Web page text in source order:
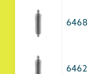
6468
6462